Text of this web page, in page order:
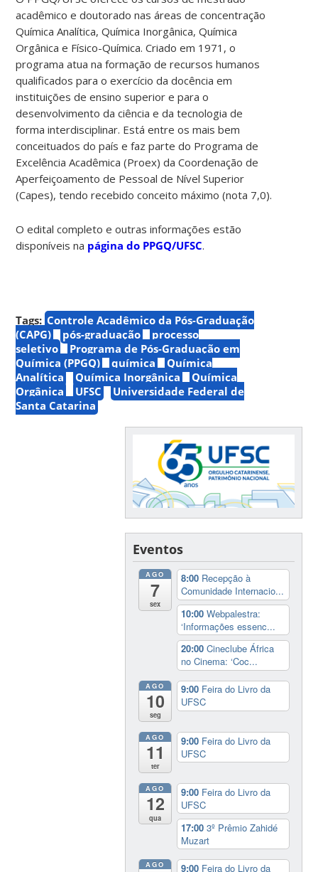
acadêmico e doutorado nas áreas de concentração
Química Analítica, Química Inorgânica, Química
Orgânica e Físico-Química. Criado em 1971, o
programa atua na formação de recursos humanos
qualificados para o exercício da docência em
instituições de ensino superior e para o
desenvolvimento da ciência e da tecnologia de
forma interdisciplinar. Está entre os mais bem
conceituados do país e faz parte do Programa de
Excelência Acadêmica (Proex) da Coordenação de
Aperfeiçoamento de Pessoal de Nível Superior
(Capes), tendo recebido conceito máximo (nota 7,0).
O edital completo e outras informações estão
disponíveis na página do PPGQ/UFSC.
Tags: Controle Acadêmico da Pós-Graduação
(CAPG)
pós-graduação
processo
seletivo
Programa de Pós-Graduação em
Química (PPGQ)
química
Química
Analítica
Química Inorgânica
Química
Orgânica
UFSC
Universidade Federal de
Santa Catarina
Eventos
AGO
7
sex
8:00 Recepção à
Comunidade Internacio...
10:00Webpalestra:
‘Informações essenc...
20:00Cineclube África
no Cinema: ‘Coc...
AGO
10
seg
9:00 Feira do Livro da
UFSC
AGO
11
ter
9:00 Feira do Livro da
UFSC
AGO
12
qua
9:00 Feira do Livro da
UFSC
17:003º Prêmio Zahidé
Muzart
AGO 9:00 Feira do Livro da